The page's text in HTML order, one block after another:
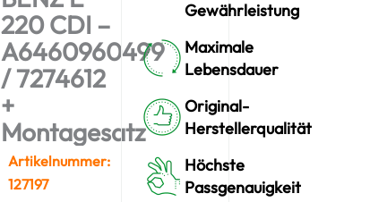
220 CDI –
A6460960499
/ 7274612
+
Montagesatz
Artikelnummer:
127197
Gewährleistung
Maximale
Lebensdauer
Original-
Herstellerqualität
Höchste
Passgenauigkeit